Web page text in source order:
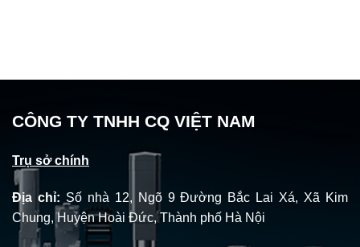
CÔNG TY TNHH CQ VIỆT NAM
Trụ sở chính
Địa chỉ: Số nhà 12, Ngõ 9 Đường Bắc Lai Xá, Xã Kim
Chung, Huyện Hoài Đức, Thành phố Hà Nội